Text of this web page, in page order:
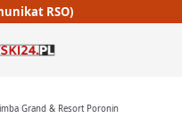
RSO)
Grand & Resort Poronin